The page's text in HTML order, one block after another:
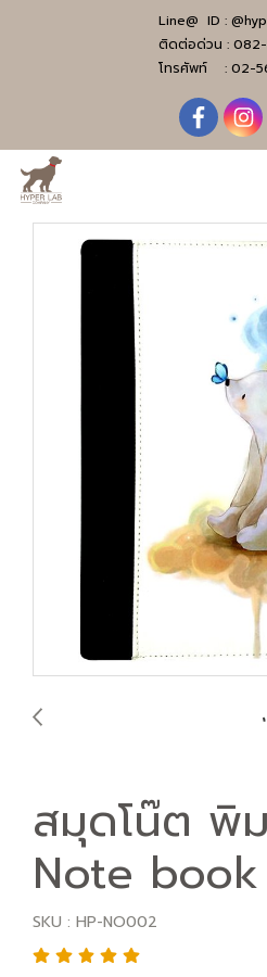
Line@ ID :
ติดต่อด่วน :
โทรศัพท์ : 02-
สมุดโน๊ต พิ
Note book
SKU : HP-NO002